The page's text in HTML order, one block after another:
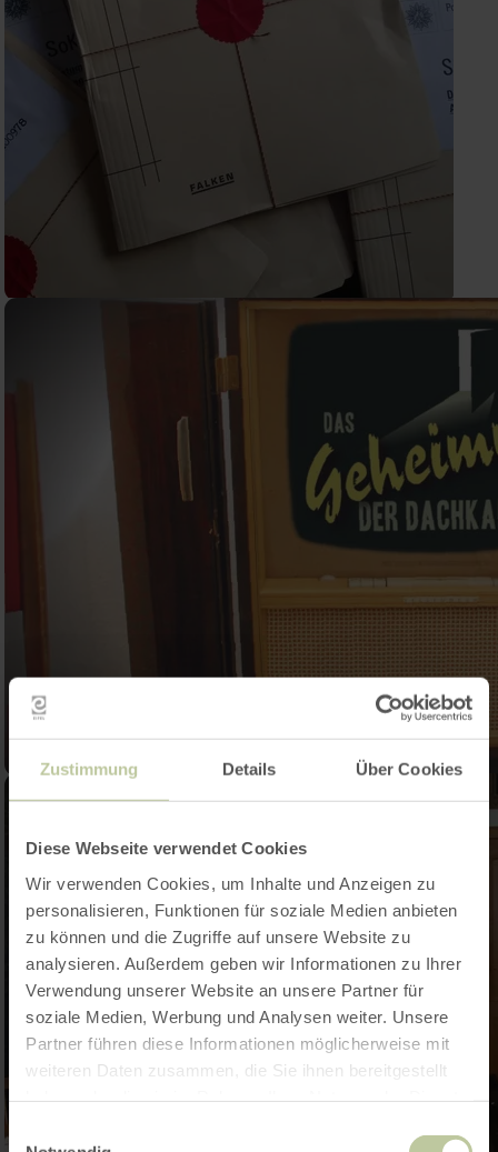
Zustimmung Details Über Cookies
Diese Webseite verwendet Cookies
Wir verwenden Cookies, um Inhalte und Anzeigen zu
personalisieren, Funktionen für soziale Medien anbieten
zu können und die Zugriffe auf unsere Website zu
analysieren. Außerdem geben wir Informationen zu Ihrer
Verwendung unserer Website an unsere Partner für
soziale Medien, Werbung und Analysen weiter. Unsere
Partner führen diese Informationen möglicherweise mit
weiteren Daten zusammen, die Sie ihnen bereitgestellt